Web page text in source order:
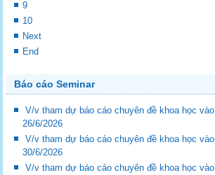
9
10
Next
End
Báo cáo Seminar
V/v tham dự báo cáo chuyên đề khoa học
26/6/2026
V/v tham dự báo cáo chuyên đề khoa học
30/6/2026
V/v tham dự báo cáo chuyên đề khoa học